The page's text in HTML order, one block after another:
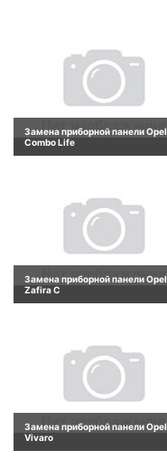
Замена приборной панели Opel
Combo Life
Замена приборной панели Opel
Zafira C
Замена приборной панели Opel
Vivaro